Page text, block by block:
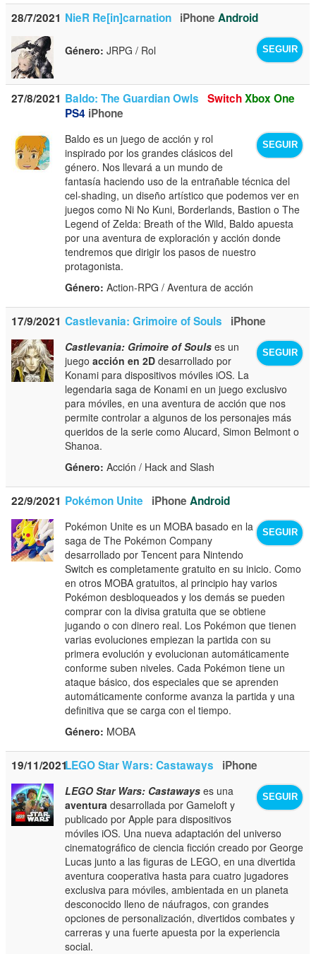
28/7/2021 NieR Re[in]carnation iPhone Android
SEGUIR
Género: JRPG / Rol
27/8/2021 Baldo: The Guardian Owls SwitchXbox One
PS4 iPhone
SEGUIR
Baldo es un juego de acción y rol
inspirado por los grandes clásicos del
género. Nos llevará a un mundo de
fantasía haciendo uso de la entrañable técnica del
cel-shading, un diseño artístico que podemos ver en
juegos como Ni No Kuni, Borderlands, Bastion o The
Legend of Zelda: Breath of the Wild, Baldo apuesta
por una aventura de exploración y acción donde
tendremos que dirigir los pasos de nuestro
protagonista.
Género: Action-RPG / Aventura de acción
17/9/2021 Castlevania: Grimoire of Souls iPhone
SEGUIR
Castlevania: Grimoire of Souls es un
juegoacción en 2D desarrollado por
Konami para dispositivos móviles iOS. La
legendaria saga de Konami en un juego exclusivo
para móviles, en una aventura de acción que nos
permite controlar a algunos de los personajes más
queridos de la serie como Alucard, Simon Belmont o
Shanoa.
Género: Acción / Hack and Slash
22/9/2021 Pokémon Unite iPhone Android
SEGUIR
Pokémon Unite es un MOBA basado en la
saga de The Pokémon Company
desarrollado por Tencent para Nintendo
Switch es completamente gratuito en su inicio. Como
en otros MOBA gratuitos, al principio hay varios
Pokémon desbloqueados y los demás se pueden
comprar con la divisa gratuita que se obtiene
jugando o con dinero real. Los Pokémon que tienen
varias evoluciones empiezan la partida con su
primera evolución y evolucionan automáticamente
conforme suben niveles. Cada Pokémon tiene un
ataque básico, dos especiales que se aprenden
automáticamente conforme avanza la partida y una
definitiva que se carga con el tiempo.
Género: MOBA
19/11/2021LEGO Star Wars: Castaways iPhone
SEGUIR
LEGO Star Wars: Castaways es una
aventura desarrollada por Gameloft y
publicado por Apple para dispositivos
móviles iOS. Una nueva adaptación del universo
cinematográfico de ciencia ficción creado por George
Lucas junto a las figuras de LEGO, en una divertida
aventura cooperativa hasta para cuatro jugadores
exclusiva para móviles, ambientada en un planeta
desconocido lleno de náufragos, con grandes
opciones de personalización, divertidos combates y
carreras y una fuerte apuesta por la experiencia
social.